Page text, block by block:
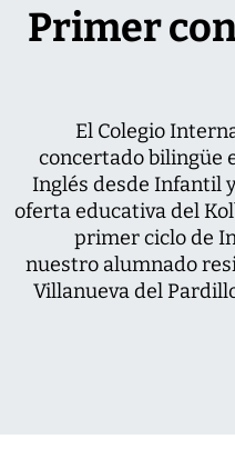
Primer
El Colegio
concertado bilingüe
Inglés desde Infantil
oferta educativa del
primer ciclo de
nuestro alumnado
Villanueva del